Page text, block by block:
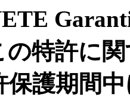
の特許に
保護期間